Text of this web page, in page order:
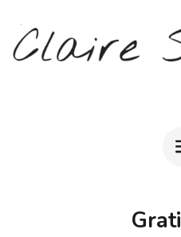
contenu